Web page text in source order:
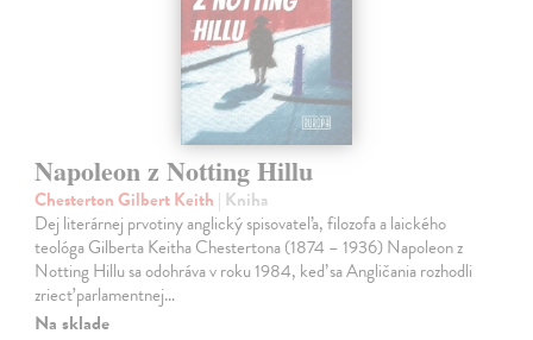
Napoleon z Notting Hillu
Chesterton Gilbert Keith | Kniha
Dej literárnej prvotiny anglický spisovateľa, filozofa a laického
teológa Gilberta Keitha Chestertona (1874 – 1936) Napoleon z
Notting Hillu sa odohráva v roku 1984, keď sa Angličania rozhodli
zriecť parlamentnej…
Na sklade